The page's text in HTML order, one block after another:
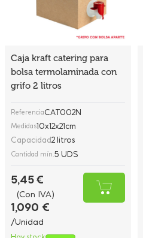
Caja kraft catering para
bolsa termolaminada con
grifo 2 litros
ReferenciaCAT002N
Medidas10x12x21cm
Capacidad2 litros
Cantidad mín.5 UDS
5,45 €
(Con IVA)
1,090 €
/Unidad